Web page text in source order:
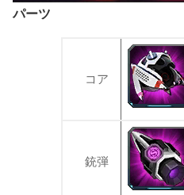
パーツ
コア
銃弾